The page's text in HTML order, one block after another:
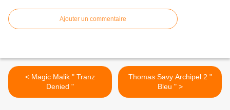
Ajouter un commentaire
< Magic Malik " Tranz
Denied "
Thomas Savy Archipel 2 "
Bleu " >